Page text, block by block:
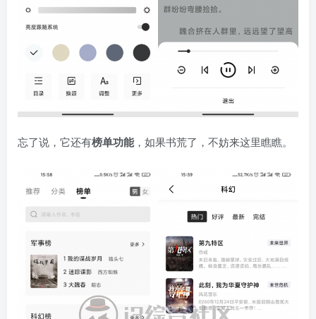
忘了说，它还有榜单功能，如果书荒了，不妨来这里瞧瞧。